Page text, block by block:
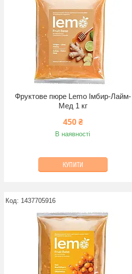
Фруктове пюре Lemo Імбир-Лайм-
Мед 1 кг
450 ₴
В наявності
КУПИТИ
1437705916